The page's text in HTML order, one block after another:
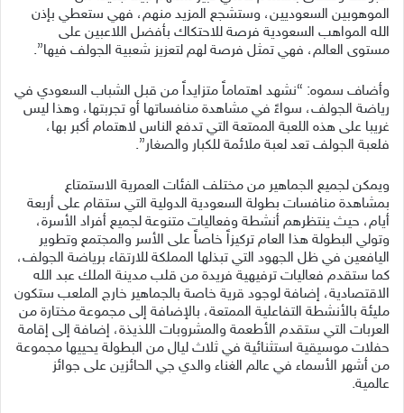
الموهوبين السعوديين، وستشجع المزيد منهم، فهي ستعطي بإذن
الله المواهب السعودية فرصة للاحتكاك بأفضل اللاعبين على
مستوى العالم، فهي تمثل فرصة لهم لتعزيز شعبية الجولف فيها”.
وأضاف سموه: “نشهد اهتماماً متزايداً من قبل الشباب السعودي في
رياضة الجولف، سواءً في مشاهدة منافساتها أو تجربتها، وهذا ليس
غريبا على هذه اللعبة الممتعة التي تدفع الناس لاهتمام أكبر بها،
فلعبة الجولف تعد لعبة ملائمة للكبار والصغار”.
ويمكن لجميع الجماهير من مختلف الفئات العمرية الاستمتاع
بمشاهدة منافسات بطولة السعودية الدولية التي ستقام على أربعة
أيام، حيث ينتظرهم أنشطة وفعاليات متنوعة لجميع أفراد الأسرة،
وتولي البطولة هذا العام تركيزاً خاصاً على الأسر والمجتمع وتطوير
اليافعين في ظل الجهود التي تبذلها المملكة للارتقاء برياضة الجولف،
كما ستقدم فعاليات ترفيهية فريدة من قلب مدينة الملك عبد الله
الاقتصادية، إضافة لوجود قرية خاصة بالجماهير خارج الملعب ستكون
مليئة ‏بالأنشطة التفاعلية الممتعة، بالإضافة إلى مجموعة مختارة من
العربات التي ستقدم الأطعمة والمشروبات اللذيذة، إضافة إلى إقامة
حفلات موسيقية استثنائية في ثلاث ليال من البطولة يحييها مجموعة
من أشهر الأسماء في عالم الغناء والدي جي الحائزين على جوائز
عالمية.